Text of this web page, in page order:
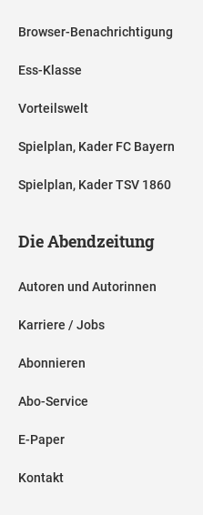
Browser-Benachrichtigung
Ess-Klasse
Vorteilswelt
Spielplan, Kader FC Bayern
Spielplan, Kader TSV 1860
Die Abendzeitung
Autoren und Autorinnen
Karriere / Jobs
Abonnieren
Abo-Service
E-Paper
Kontakt